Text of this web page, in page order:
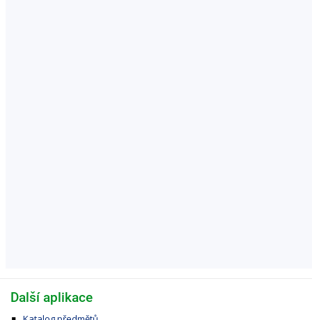
Další aplikace